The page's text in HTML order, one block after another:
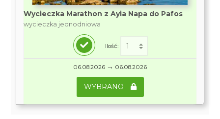
Wycieczka Marathon z Ayia Napa do Pafos
wycieczka jednodniowa
Ilość:
06.08.2026 → 06.08.2026
WYBRANO